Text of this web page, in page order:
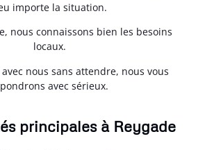
importe la situation.
nous connaissons bien les besoins
locaux.
nous sans attendre, nous vous
avec sérieux.
principales à Reygade